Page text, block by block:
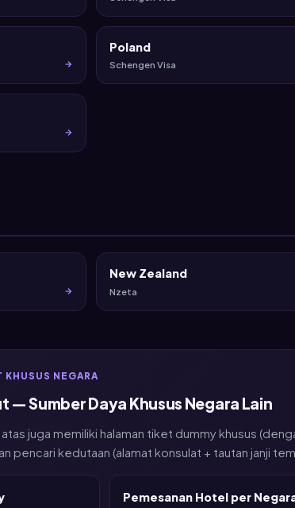
Poland
Schengen Visa
New Zealand
Nzeta
NEGARA
— Sumber Daya Khusus Negara Lain
juga memiliki halaman tiket dummy khusus
pencari kedutaan (alamat konsulat + tautan janji
Pemesanan Hotel per